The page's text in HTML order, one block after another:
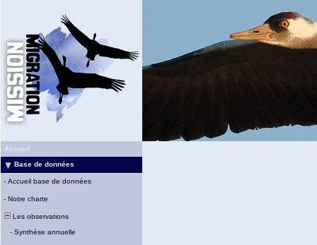
Accueil
Base de données
- Accueil base de données
- Notre charte
Les observations
- Synthèse annuelle